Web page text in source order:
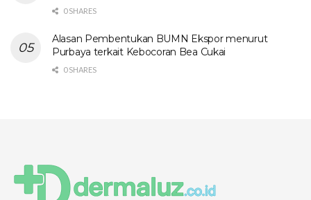
0 SHARES
Alasan Pembentukan BUMN Ekspor menurut
Purbaya terkait Kebocoran Bea Cukai
0 SHARES